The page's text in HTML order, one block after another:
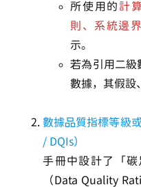
所使用的計
則、系統邊
示。
若為引用二級
數據，其假設
數據品質指標等級
/ DQIs）
手冊中設計了「碳
（Data Quality